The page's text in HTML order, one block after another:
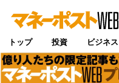
トップ 投資 ビジネス